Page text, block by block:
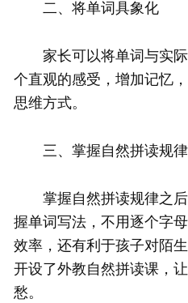
二、将单词具象化
家长可以将单词与实际
个直观的感受，增加记忆
思维方式。
三、掌握自然拼读规律
掌握自然拼读规律之后
握单词写法，不用逐个字
效率，还有利于孩子对陌
开设了外教自然拼读课，
愁。